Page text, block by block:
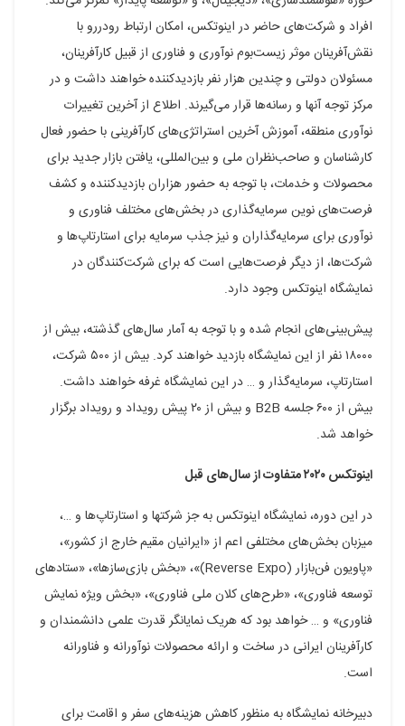
افراد و شرکت‌های حاضر در اینوتکس، امکان ارتباط رودررو با
نقش‌آفرینان موثر زیست‌بوم نوآوری و فناوری از قبیل کارآفرینان،
مسئولان دولتی و چندین هزار نفر بازدیدکننده خواهند داشت و در
مرکز توجه آنها و رسانه‌ها قرار می‌گیرند. اطلاع از آخرین تغییرات
نوآوری منطقه، آموزش آخرین استراتژی‌های کارآفرینی با حضور فعال
کارشناسان و صاحب‌نظران ملی و بین‌المللی، یافتن بازار جدید برای
محصولات و خدمات، با توجه به حضور هزاران بازدیدکننده و کشف
فرصت‌های نوین سرمایه‌گذاری در بخش‌های مختلف فناوری و
نوآوری برای سرمایه‌گذاران و نیز جذب سرمایه برای استارتاپ‌ها و
شرکت‌ها، از دیگر فرصت‌هایی است که برای شرکت‌کنندگان در
نمایشگاه اینوتکس وجود دارد.
پیش‌بینی‌های انجام شده و با توجه به آمار سال‌های گذشته، بیش از
۱۸۰۰۰ نفر از این نمایشگاه بازدید خواهند کرد. بیش از ۵۰۰ شرکت‌،
استارتاپ، سرمایه‌گذار و … در این نمایشگاه غرفه خواهند داشت.
بیش از ۶۰۰ جلسه B2B و بیش از ۲۰ پیش رویداد و رویداد برگزار
خواهد شد.
اینوتکس ۲۰۲۰ متفاوت از سال‌های قبل
در این دوره، نمایشگاه اینوتکس به جز شرکت‎ها و استارتاپ‌ها و …،
میزبان بخش‌های مختلفی اعم از «ایرانیان مقیم خارج از کشور»،
«پاویون فن‌بازار (Reverse Expo)»، «بخش بازی‌سازها»، «ستادهای
توسعه فناوری»، «طرح‌های کلان ملی فناوری»، «بخش ویژه نمایش
فناوری» و … خواهد بود که هریک نمایانگر قدرت علمی دانشمندان و
کارآفرینان ایرانی در ساخت و ارائه محصولات نوآورانه و فناورانه
است.
دبیرخانه نمایشگاه به منظور کاهش هزینه‌های سفر و اقامت برای